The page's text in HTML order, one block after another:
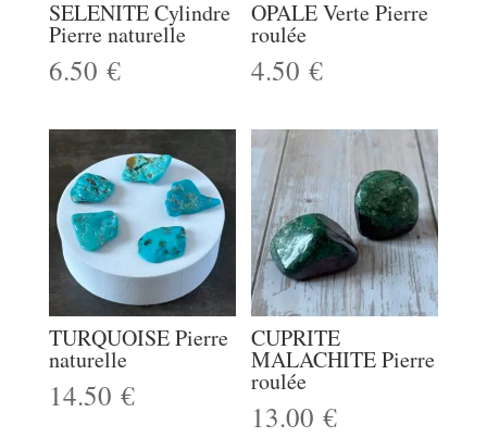
SELENITE Cylindre
Pierre naturelle
6.50 €
OPALE Verte Pierre
roulée
4.50€
TURQUOISE Pierre
naturelle
14.50 €
CUPRITE
MALACHITE Pierre
roulée
13.00€